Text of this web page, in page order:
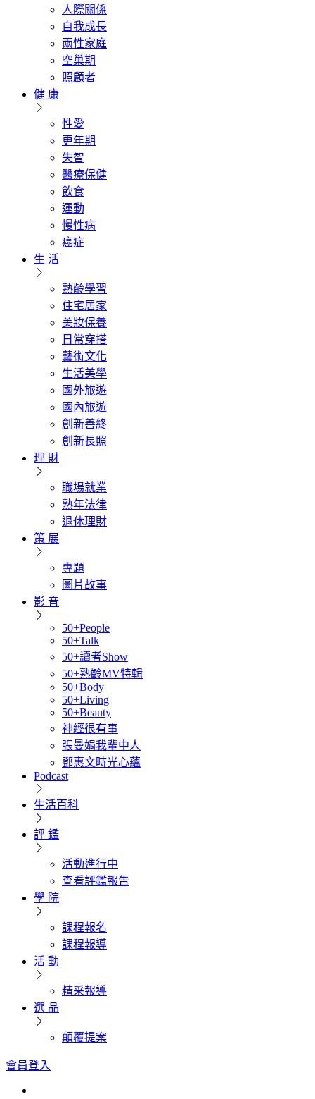
人際關係
自我成長
兩性家庭
空巢期
照顧者
健 康
性愛
更年期
失智
醫療保健
飲食
運動
慢性病
癌症
生 活
熟齡學習
住宅居家
美妝保養
日常穿搭
藝術文化
生活美學
國外旅遊
國內旅遊
創新善終
創新長照
理 財
職場就業
熟年法律
退休理財
策 展
專題
圖片故事
影 音
50+People
50+Talk
50+讀者Show
50+熟齡MV特輯
50+Body
50+Living
50+Beauty
神經很有事
張曼娟我輩中人
鄧惠文時光心蘊
Podcast
生活百科
評 鑑
活動進行中
查看評鑑報告
學 院
課程報名
課程報導
活 動
精采報導
選 品
顛覆提案
會員登入